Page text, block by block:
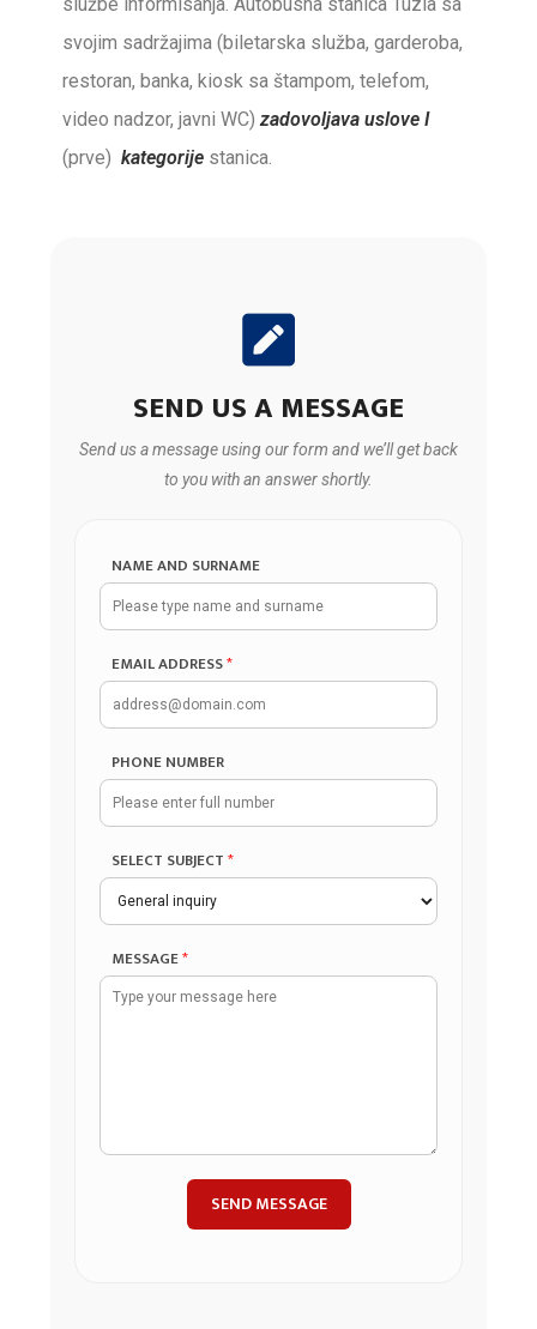
svojim sadržajima (biletarska služba, garderoba,
restoran, banka, kiosk sa štampom, telefom,
video nadzor, javni WC)zadovoljava uslove I
(prve)kategorije stanica.
SEND US A MESSAGE
Send us a message using our form and we’ll get back
to you with an answer shortly.
NAME AND SURNAME
EMAIL ADDRESS*
PHONE NUMBER
SELECT SUBJECT*
MESSAGE*
SEND MESSAGE